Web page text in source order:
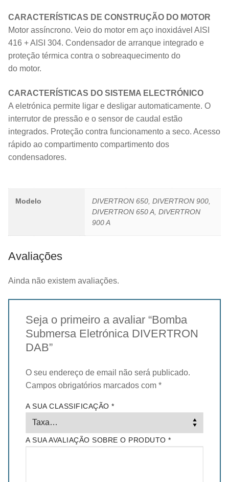
CARACTERÍSTICAS DE CONSTRUÇÃO DO MOTOR
Motor assíncrono. Veio do motor em aço inoxidável AISI
416 + AISI 304. Condensador de arranque integrado e
proteção térmica contra o sobreaquecimento do
do motor.
CARACTERÍSTICAS DO SISTEMA ELECTRÓNICO
A eletrónica permite ligar e desligar automaticamente. O
interrutor de pressão e o sensor de caudal estão
integrados. Proteção contra funcionamento a seco. Acesso
rápido ao compartimento compartimento dos
condensadores.
Modelo
DIVERTRON 650, DIVERTRON 900,
DIVERTRON 650 A, DIVERTRON
900 A
Avaliações
Ainda não existem avaliações.
Seja o primeiro a avaliar “Bomba
Submersa Eletrónica DIVERTRON
DAB”
O seu endereço de email não será publicado.
Campos obrigatórios marcados com *
A SUA CLASSIFICAÇÃO *
A SUA AVALIAÇÃO SOBRE O PRODUTO *